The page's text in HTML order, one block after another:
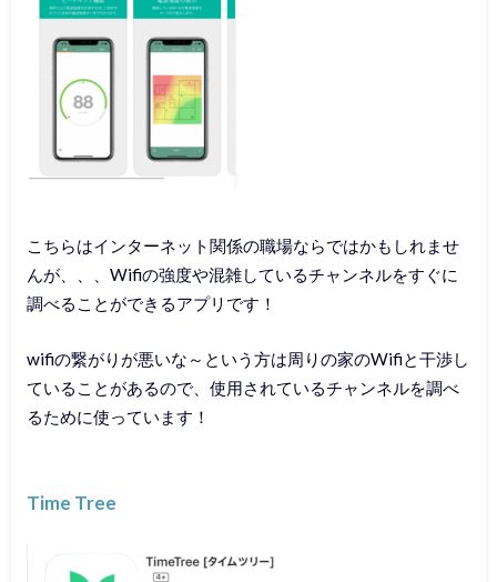
こちらはインターネット関係の職場ならではかもしれませ
んが、、、Wifiの強度や混雑しているチャンネルをすぐに
調べることができるアプリです！
wifiの繋がりが悪いな～という方は周りの家のWifiと干渉し
ていることがあるので、使用されているチャンネルを調べ
るために使っています！
Time Tree